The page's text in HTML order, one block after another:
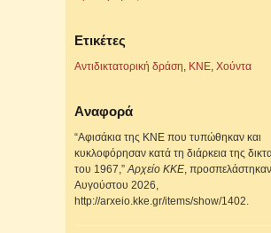
Ετικέτες
Αντιδικτατορική δράση, ΚΝΕ, Χούντα
Aναφορά
“Αφισάκια της ΚΝΕ που τυπώθηκαν και
κυκλοφόρησαν κατά τη διάρκεια της
του 1967,”Αρχείο ΚΚΕ,
Αυγούστου 2026,
http://arxeio.kke.gr/items/show/1402.